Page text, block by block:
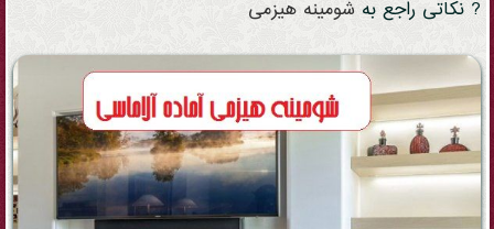
? نکاتی راجع به شومینه هیزمی